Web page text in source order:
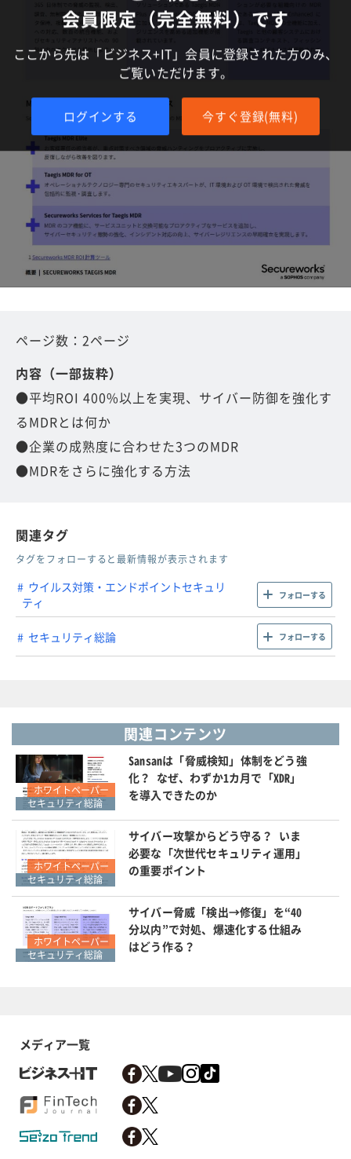
会員限定（完全無料）です
ここから先は「ビジネス+IT」会員に登録された方のみ、
ご覧いただけます。
ログインする 今すぐ登録(無料)
ページ数：2ページ
内容（一部抜粋）
●平均ROI 400%以上を実現、サイバー防御を強化す
るMDRとは何か
●企業の成熟度に合わせた3つのMDR
●MDRをさらに強化する方法
関連タグ
タグをフォローすると最新情報が表示されます
ウイルス対策・エンドポイントセキュリ
ティ
フォローする
セキュリティ総論 フォローする
関連コンテンツ
ホワイトペーパー
セキュリティ総論
Sansanは「脅威検知」体制をどう強
化？ なぜ、わずか1カ月で「XDR」
を導入できたのか
ホワイトペーパー
セキュリティ総論
サイバー攻撃からどう守る？ いま
必要な「次世代セキュリティ運用」
の重要ポイント
ホワイトペーパー
セキュリティ総論
サイバー脅威「検出→修復」を“40
分以内”で対処、爆速化する仕組み
はどう作る？
メディア一覧